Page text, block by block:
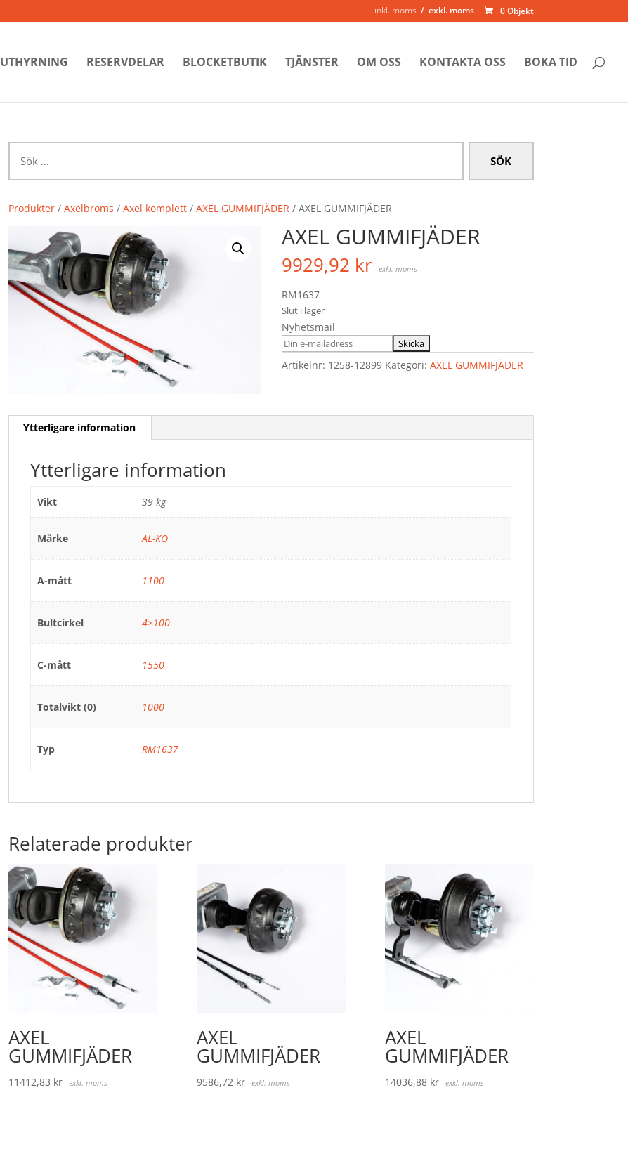
0 Objekt
inkl. moms exkl. moms
UTHYRNING RESERVDELAR BLOCKETBUTIK TJÄNSTER OM OSS KONTAKTA OSS BOKA TID
efter:
Produkter /Axelbroms /Axel komplett /AXEL GUMMIFJÄDER / AXEL GUMMIFJÄDER
AXEL GUMMIFJÄDER
9929,92 kr exkl. moms
RM1637
Slut i lager
Nyhetsmail
Artikelnr: 1258-12899 Kategori: AXEL GUMMIFJÄDER
Ytterligare information
Ytterligare information
Vikt 39 kg
Märke AL-KO
A-mått 1100
Bultcirkel 4×100
C-mått 1550
Totalvikt (0) 1000
Typ RM1637
Relaterade produkter
AXEL
GUMMIFJÄDER
11412,83 kr exkl. moms
AXEL
GUMMIFJÄDER
9586,72 kr exkl. moms
AXEL
GUMMIFJÄDER
14036,88 kr exkl. moms